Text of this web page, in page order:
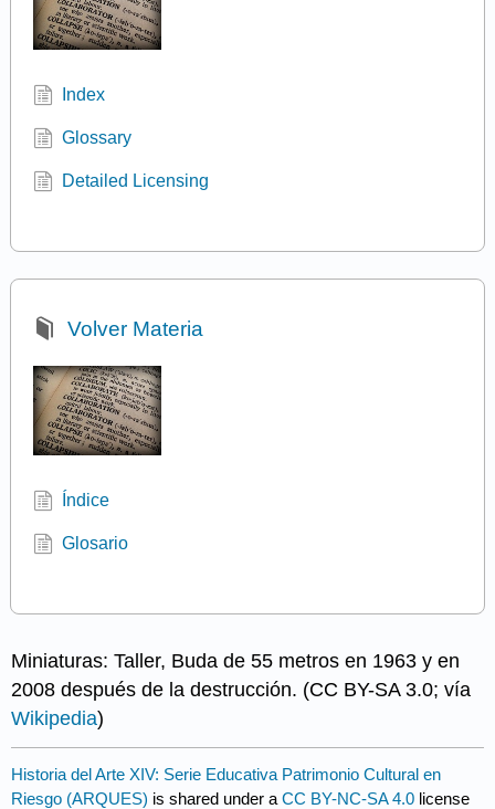
Index
Glossary
Detailed Licensing
Volver Materia
Índice
Glosario
Miniaturas: Taller, Buda de 55 metros en 1963 y en
2008 después de la destrucción. (CC BY-SA 3.0; vía
Wikipedia)
Historia del Arte XIV: Serie Educativa Patrimonio Cultural en
Riesgo (ARQUES) is shared under aCC BY-NC-SA 4.0 license